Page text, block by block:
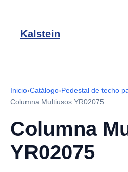
Kalstein
Inicio›Catálogo›Pedestal de techo
Columna Multiusos YR02075
Columna
YR02075